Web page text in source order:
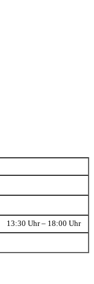
13:30 Uhr – 18:00 Uhr